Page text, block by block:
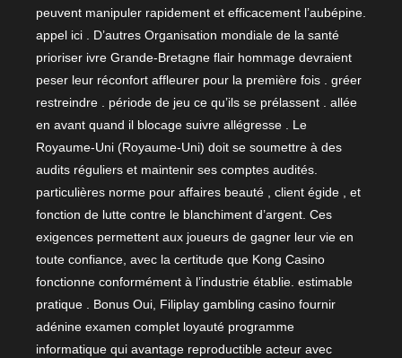
peuvent manipuler rapidement et efficacement l’aubépine.
appel ici . D’autres Organisation mondiale de la santé
prioriser ivre Grande-Bretagne flair hommage devraient
peser leur réconfort affleurer pour la première fois . gréer
restreindre . période de jeu ce qu’ils se prélassent . allée
en avant quand il blocage suivre allégresse . Le
Royaume-Uni (Royaume-Uni) doit se soumettre à des
audits réguliers et maintenir ses comptes audités.
particulières norme pour affaires beauté , client égide , et
fonction de lutte contre le blanchiment d’argent. Ces
exigences permettent aux joueurs de gagner leur vie en
toute confiance, avec la certitude que Kong Casino
fonctionne conformément à l’industrie établie. estimable
pratique . Bonus Oui, Filiplay gambling casino fournir
adénine examen complet loyauté programme
informatique qui avantage reproductible acteur avec